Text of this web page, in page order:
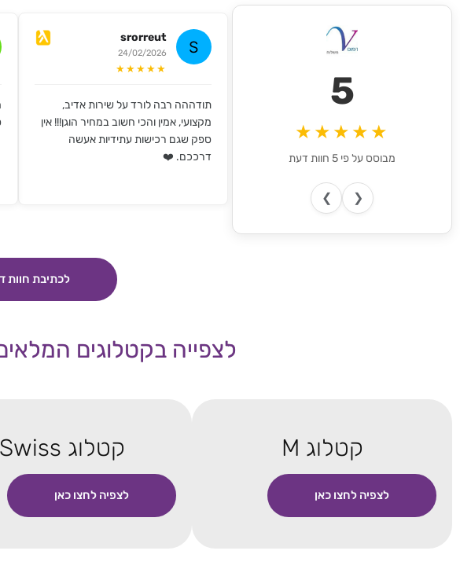
5
★★★★★
מבוסס על פי 5 חוות דעת
❯ ❮
srorreut
24/02/2026
★★★★★
תודההה רבה לורד על שירות אדיב,
מקצועי, אמין והכי חשוב במחיר הוגן!!! אין
ספק שגם רכישות עתידיות אעשה
דרככם. ❤️
לכתיבת חוות
לצפייה בקטלוגים
קטלוג M
לצפיה לחצו כאן
קטלוג Swiss
לצפיה לחצו כאן